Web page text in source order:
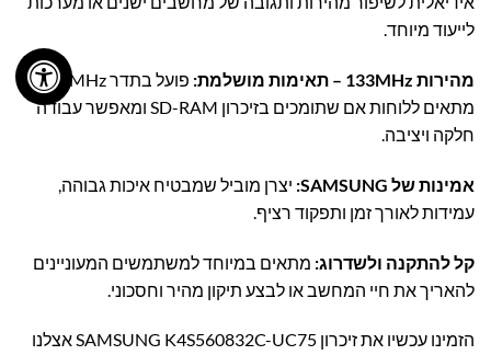
לייעוד מיוחד.
מהירות 133MHz – תאימות מושלמת:
פועל בתדר 133MHz,
מתאים ללוחות אם שתומכים בזיכרון SD-RAM ומאפשר עבודה
חלקה ויציבה.
אמינות של SAMSUNG:
יצרן מוביל שמבטיח איכות גבוהה,
עמידות לאורך זמן ותפקוד רציף.
קל להתקנה ולשדרוג: מתאים במיוחד למשתמשים המעוניינים
להאריך את חיי המחשב או לבצע תיקון מהיר וחסכוני.
הזמינו עכשיו את זיכרון SAMSUNG K4S560832C-UC75 אצלנו